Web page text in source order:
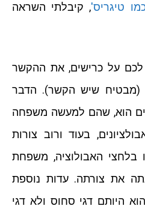
טיגריס', קיבלתי השראה
לכם על כרישים, את ההקשר
(מבטיח שיש הקשר). הדבר
הוא, שהם למעשה משפחה
בעוד ורוב צורות
בלחצי האבולוציה, משפחת
את צורתה. עדות נוספת
היותם דגי סחוס ולא דגי